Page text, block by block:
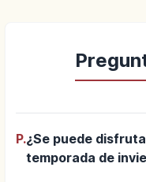
P.¿Se puede
temporada de